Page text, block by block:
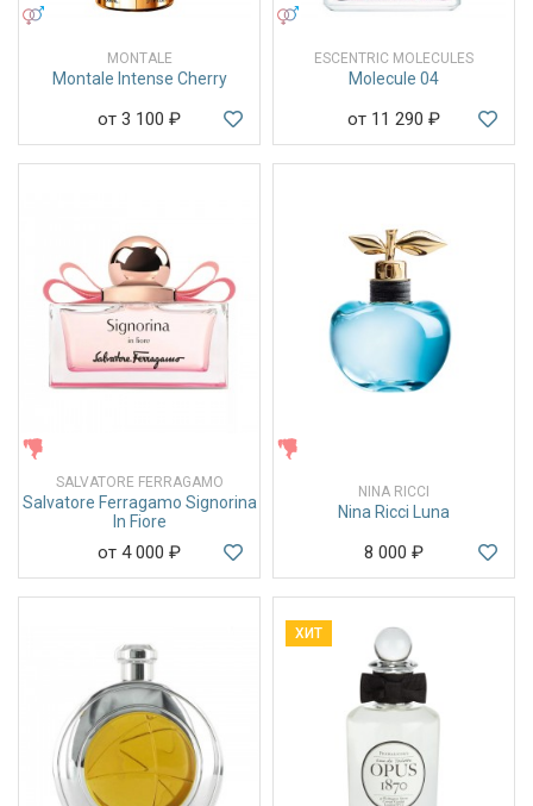
УНИСЕКС
MONTALE
Montale Intense Cherry
от 3 100 ₽
УНИСЕКС
ESCENTRIC MOLECULES
Molecule 04
от 11 290 ₽
SALVATORE FERRAGAMO
Salvatore Ferragamo Signorina
In Fiore
от 4 000 ₽
NINA RICCI
Nina Ricci Luna
8 000 ₽
ХИТ